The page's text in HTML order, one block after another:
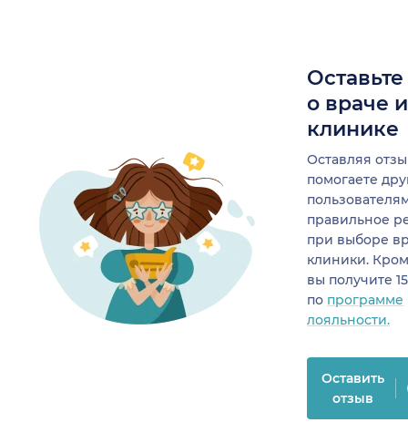
о враче
клинике
Оставляя
помогаете
правильное
при выборе
клиники.
вы получите
по программе
лояльности.
Оставить
отзыв